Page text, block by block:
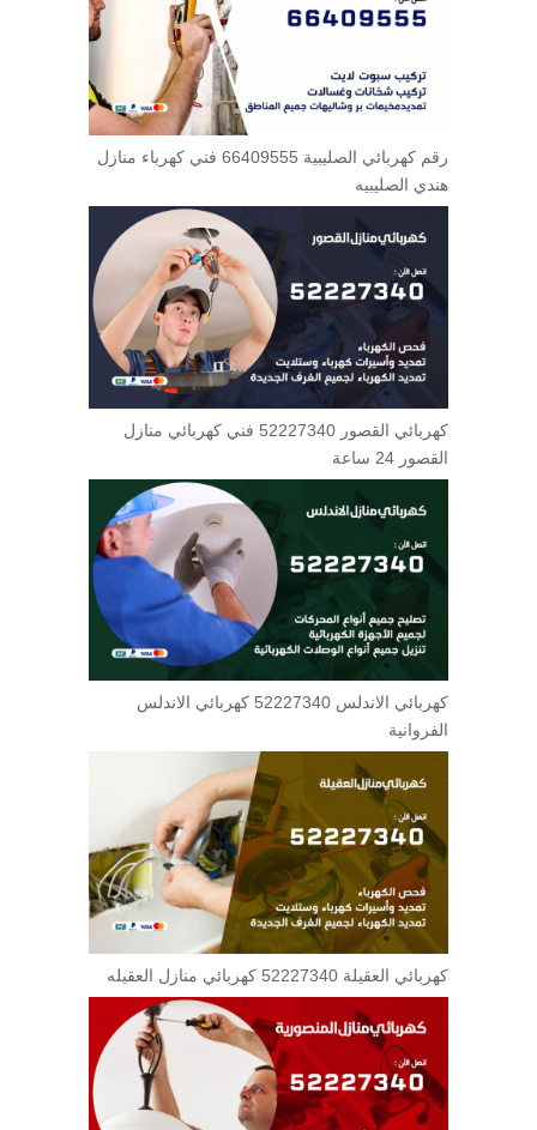
رقم كهربائي الصليبية 66409555 فني كهرباء منازل
هندي الصليبيه
كهربائي القصور 52227340 فني كهربائي منازل
القصور 24 ساعة
كهربائي الاندلس 52227340 كهربائي الاندلس
الفروانية
كهربائي العقيلة 52227340 كهربائي منازل العقيله